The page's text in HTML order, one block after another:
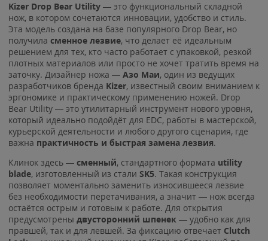
Kizer Drop Bear Utility — это функциональный складной
нож, в котором сочетаются инновации, удобство и стиль.
Эта модель создана на базе популярного Drop Bear, но
получила сменное лезвие, что делает её идеальным
решением для тех, кто часто работает с упаковкой, резкой
плотных материалов или просто не хочет тратить время на
заточку. Дизайнер ножа — Азо Маи, один из ведущих
разработчиков бренда Kizer, известный своим вниманием к
эргономике и практическому применению ножей. Drop
Bear Utility — это утилитарный инструмент нового уровня,
который идеально подойдёт для EDC, работы в мастерской,
курьерской деятельности и любого другого сценария, где
важна практичность и быстрая замена лезвия.
Клинок здесь — сменный, стандартного формата utility
blade, изготовленный из стали SK5. Такая конструкция
позволяет моментально заменить износившееся лезвие
без необходимости перетачивания, а значит — нож всегда
остаётся острым и готовым к работе. Для открытия
предусмотрены двусторонний шпенек — удобно как для
правшей, так и для левшей. За фиксацию отвечает Clutch